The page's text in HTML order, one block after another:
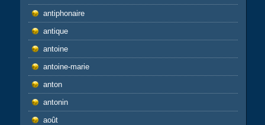
antiphonaire
antique
antoine
antoine-marie
anton
antonin
août